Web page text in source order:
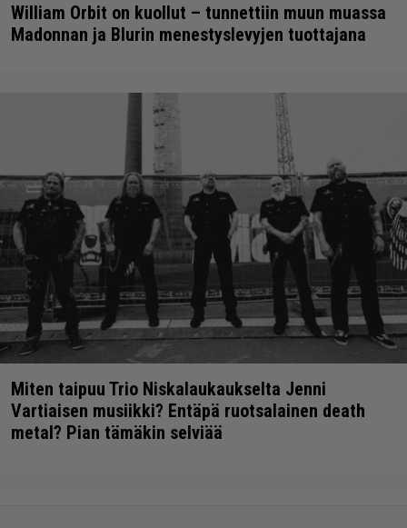
William Orbit on kuollut – tunnettiin muun muassa
Madonnan ja Blurin menestyslevyjen tuottajana
Miten taipuu Trio Niskalaukaukselta Jenni
Vartiaisen musiikki? Entäpä ruotsalainen death
metal? Pian tämäkin selviää